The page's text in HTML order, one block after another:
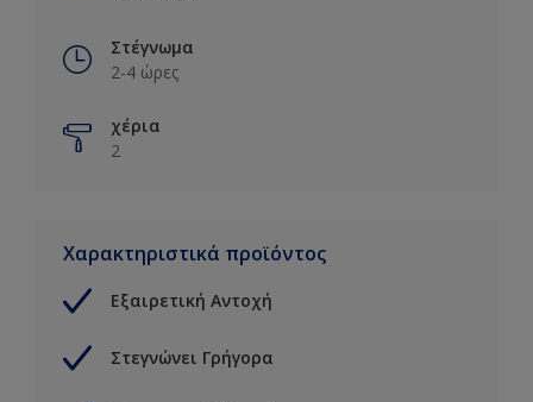
Στέγνωμα
2-4 ώρες
χέρια
2
Χαρακτηριστικά προϊόντος
Εξαιρετική Αντοχή
Στεγνώνει Γρήγορα